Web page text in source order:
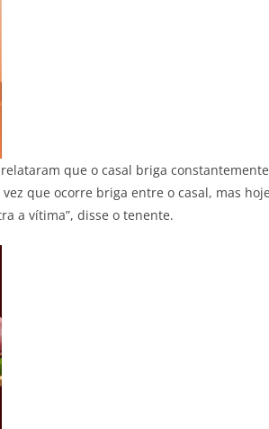
que o casal briga
que ocorre briga entre o casal, mas
a vítima”, disse o tenente.